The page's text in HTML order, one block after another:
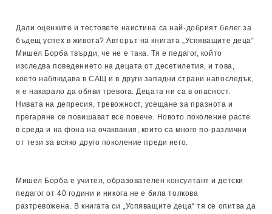
Дали оценките и тестовете наистина са най-добрият белег за
бъдещ успех в живота? Авторът на книгата „Успяващите деца“
Мишел Борба твърди, че не е така. Тя е педагог, който
изследва поведението на децата от десетилетия, и това,
което наблюдава в САЩ и в други западни страни напоследък,
я е накарало да обяви тревога. Децата ни са в опасност.
Нивата на депресия, тревожност, усещане за празнота и
прегаряне се повишават все повече. Новото поколение расте
в среда и на фона на очаквания, които са много по-различни
от тези за всяко друго поколение преди него.
Мишел Борба е учител, образователен консултант и детски
педагог от 40 години и никога не е била толкова
разтревожена. В книгата си „Успяващите деца“ тя се опитва да